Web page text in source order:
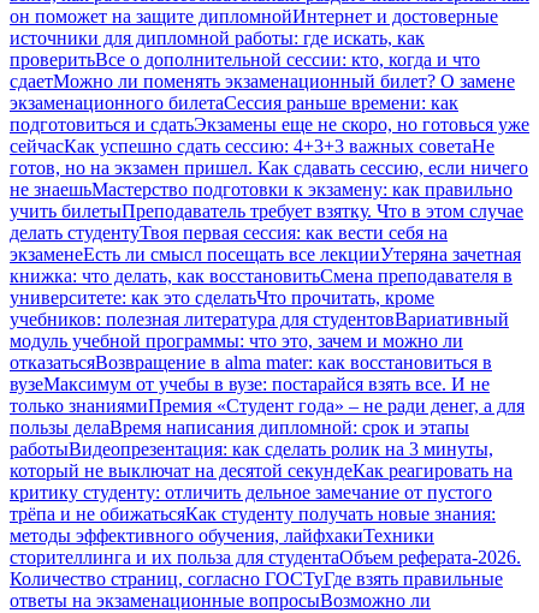
он поможет на защите дипломнойИнтернет и достоверные
источники для дипломной работы: где искать, как
проверитьВсе о дополнительной сессии: кто, когда и что
сдаетМожно ли поменять экзаменационный билет? О замене
экзаменационного билетаСессия раньше времени: как
подготовиться и сдатьЭкзамены еще не скоро, но готовься уже
сейчасКак успешно сдать сессию: 4+3+3 важных советаНе
готов, но на экзамен пришел. Как сдавать сессию, если ничего
не знаешьМастерство подготовки к экзамену: как правильно
учить билетыПреподаватель требует взятку. Что в этом случае
делать студентуТвоя первая сессия: как вести себя на
экзаменеЕсть ли смысл посещать все лекцииУтеряна зачетная
книжка: что делать, как восстановитьСмена преподавателя в
университете: как это сделатьЧто прочитать, кроме
учебников: полезная литература для студентовВариативный
модуль учебной программы: что это, зачем и можно ли
отказатьсяВозвращение в alma mater: как восстановиться в
вузеМаксимум от учебы в вузе: постарайся взять все. И не
только знаниямиПремия «Студент года» – не ради денег, а для
пользы делаВремя написания дипломной: срок и этапы
работыВидеопрезентация: как сделать ролик на 3 минуты,
который не выключат на десятой секундеКак реагировать на
критику студенту: отличить дельное замечание от пустого
трёпа и не обижатьсяКак студенту получать новые знания:
методы эффективного обучения, лайфхакиТехники
сторителлинга и их польза для студентаОбъем реферата-2026.
Количество страниц, согласно ГОСТуГде взять правильные
ответы на экзаменационные вопросыВозможно ли